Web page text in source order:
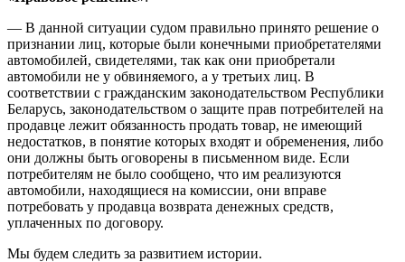
— В данной ситуации судом правильно принято решение о
признании лиц, которые были конечными приобретателями
автомобилей, свидетелями, так как они приобретали
автомобили не у обвиняемого, а у третьих лиц. В
соответствии с гражданским законодательством Республики
Беларусь, законодательством о защите прав потребителей на
продавце лежит обязанность продать товар, не имеющий
недостатков, в понятие которых входят и обременения, либо
они должны быть оговорены в письменном виде. Если
потребителям не было сообщено, что им реализуются
автомобили, находящиеся на комиссии, они вправе
потребовать у продавца возврата денежных средств,
уплаченных по договору.
Мы будем следить за развитием истории.